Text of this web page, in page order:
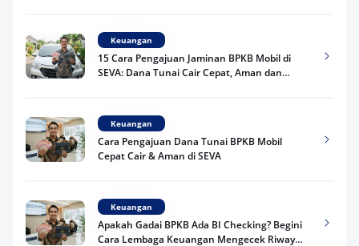
Keuangan
15 Cara Pengajuan Jaminan BPKB Mobil di
SEVA: Dana Tunai Cair Cepat, Aman dan
Keuangan
Cara Pengajuan Dana Tunai BPKB Mobil
Cepat Cair & Aman di SEVA
Keuangan
Apakah Gadai BPKB Ada BI Checking? Begini
Cara Lembaga Keuangan Mengecek Riwayat